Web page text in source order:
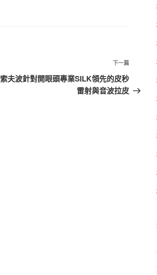
下
一
篇
下一篇
索夫波針對開眼頭專業SILK領先的皮秒
雷射與音波拉皮